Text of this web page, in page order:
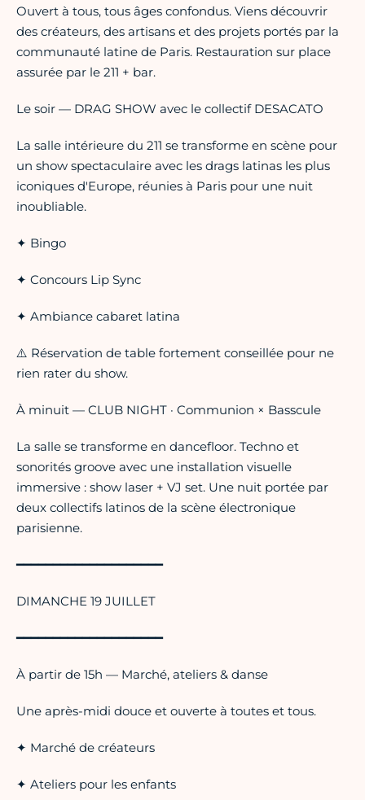
Ouvert à tous, tous âges confondus. Viens découvrir
des créateurs, des artisans et des projets portés par la
communauté latine de Paris. Restauration sur place
assurée par le 211 + bar.
Le soir — DRAG SHOW avec le collectif DESACATO
La salle intérieure du 211 se transforme en scène pour
un show spectaculaire avec les drags latinas les plus
iconiques d'Europe, réunies à Paris pour une nuit
inoubliable.
✦ Bingo
✦ Concours Lip Sync
✦ Ambiance cabaret latina
⚠️ Réservation de table fortement conseillée pour ne
rien rater du show.
À minuit — CLUB NIGHT · Communion × Basscule
La salle se transforme en dancefloor. Techno et
sonorités groove avec une installation visuelle
immersive : show laser + VJ set. Une nuit portée par
deux collectifs latinos de la scène électronique
parisienne.
━━━━━━━━━━━━━━━━━━━━
DIMANCHE 19 JUILLET
━━━━━━━━━━━━━━━━━━━━
À partir de 15h — Marché, ateliers & danse
Une après-midi douce et ouverte à toutes et tous.
✦ Marché de créateurs
✦ Ateliers pour les enfants